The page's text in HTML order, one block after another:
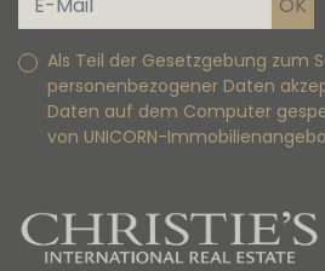
Als Teil der Gesetzgebung zum
personenbezogener Daten
Daten auf dem Computer
von UNICORN-